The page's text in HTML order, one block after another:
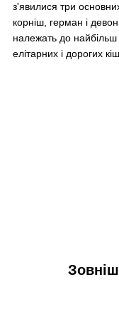
з'явилися три
корніш, герман і
належать до найбільш
елітарних і дорогих